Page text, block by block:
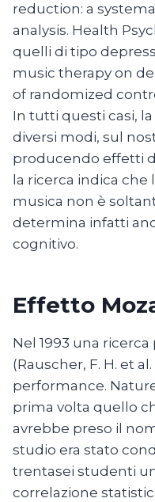
reduction: a
analysis. Health
quelli di tipo
music therapy on
of randomized
In tutti questi casi,
diversi modi, sul
producendo effetti
la ricerca indica che
musica non è
determina infatti
cognitivo.
Effetto
Nel 1993 una
(Rauscher, F. H. et
performance.
prima volta quello
avrebbe preso il
studio era stato
trentasei studenti
correlazione